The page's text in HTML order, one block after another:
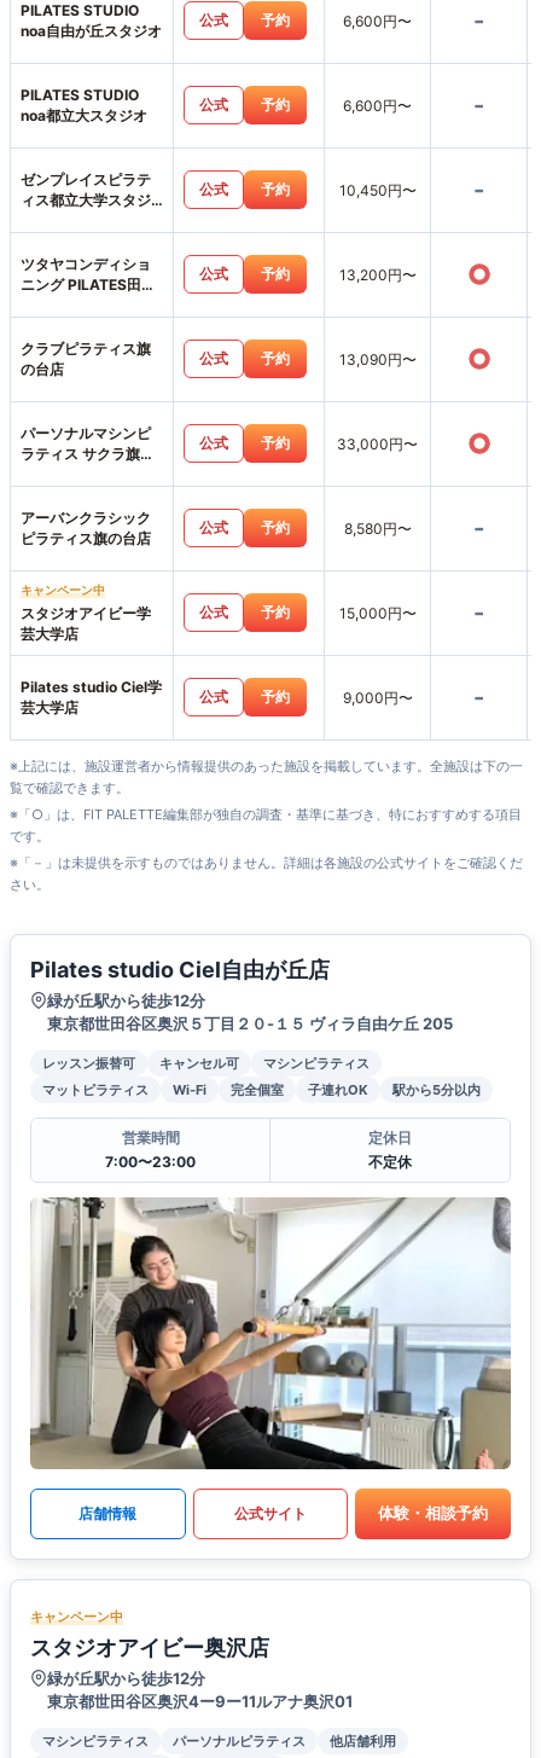
PILATES STUDIO
noa自由が丘スタジオ
公式 予約 6,600円〜 -
PILATES STUDIO
noa都立大スタジオ
公式 予約 6,600円〜 -
ゼンプレイスピラテ
ィス都立大学スタジ
公式 予約 10,450円〜 -
ツタヤコンディショ
ニング PILATES田園
公式 予約 13,200円〜 ○
クラブピラティス旗
の台店
公式 予約 13,090円〜 ○
パーソナルマシンピ
ラティス サクラ旗の
公式 予約 33,000円〜 ○
アーバンクラシック
ピラティス旗の台店
公式 予約 8,580円〜 -
キャンペーン中
スタジオアイビー学
芸大学店
公式 予約 15,000円〜 -
Pilates studio Ciel学
芸大学店
公式 予約 9,000円〜 -
※上記には、施設運営者から情報提供のあった施設を掲載しています。全施設は下の一
覧で確認できます。
※「○」は、FIT PALETTE編集部が独自の調査・基準に基づき、特におすすめする項目
です。
※「－」は未提供を示すものではありません。詳細は各施設の公式サイトをご確認くだ
さい。
Pilates studio Ciel自由が丘店
緑が丘駅から徒歩12分
東京都世田谷区奥沢５丁目２０-１５ ヴィラ自由ケ丘 205
レッスン振替可 キャンセル可
マシンピラティス
マットピラティス
Wi-Fi 完全個室 子連れOK 駅から5分以内
営業時間
7:00〜23:00
定休日
不定休
店舗情報 公式サイト 体験・相談予約
キャンペーン中
スタジオアイビー奥沢店
緑が丘駅から徒歩12分
東京都世田谷区奥沢4ー9ー11ルアナ奥沢01
マシンピラティス パーソナルピラティス 他店舗利用